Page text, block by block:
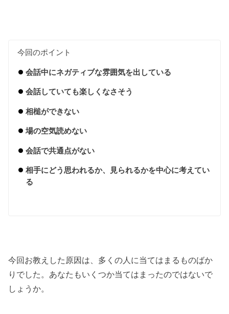
今回のポイント
会話中にネガティブな雰囲気を出している
会話していても楽しくなさそう
相槌ができない
場の空気読めない
会話で共通点がない
相手にどう思われるか、見られるかを中心に考えてい
る
今回お教えした原因は、多くの人に当てはまるものばか
りでした。あなたもいくつか当てはまったのではないで
しょうか。